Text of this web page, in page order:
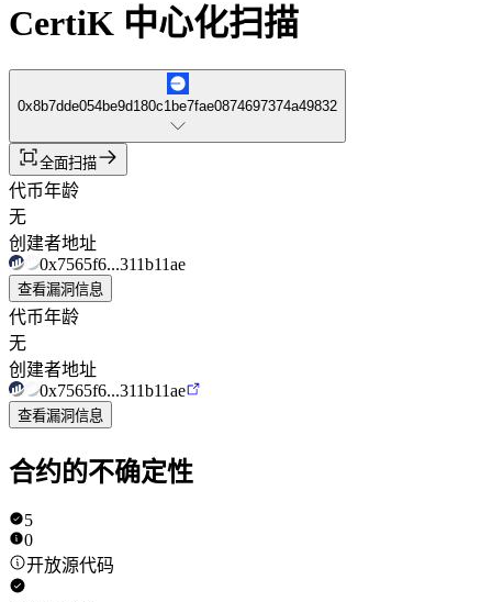
CertiK 中心化扫描
0x8b7dde054be9d180c1be7fae0874697374a49832
全面扫描
代币年龄
无
创建者地址
0x7565f6...311b11ae
查看漏洞信息
代币年龄
无
创建者地址
0x7565f6...311b11ae
查看漏洞信息
合约的不确定性
5
0
开放源代码